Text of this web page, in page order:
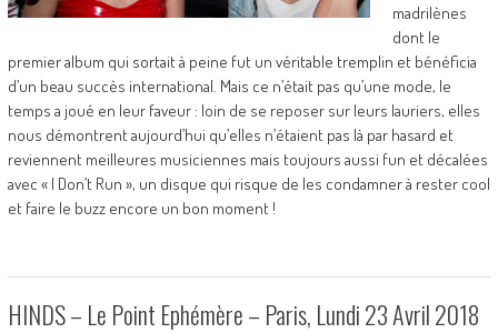
madrilènes
dont le
premier album qui sortait à peine fut un véritable tremplin et bénéficia
d’un beau succès international. Mais ce n’était pas qu’une mode, le
temps a joué en leur faveur : loin de se reposer sur leurs lauriers, elles
nous démontrent aujourd’hui qu’elles n’étaient pas là par hasard et
reviennent meilleures musiciennes mais toujours aussi fun et décalées
avec « I Don’t Run », un disque qui risque de les condamner à rester cool
et faire le buzz encore un bon moment !
HINDS – Le Point Ephémère – Paris, Lundi 23 Avril 2018